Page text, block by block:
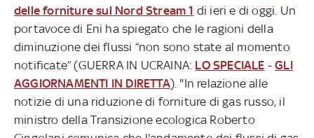
delle forniture sul Nord Stream 1 di ieri e di oggi. Un
portavoce di Eni ha spiegato che le ragioni della
diminuzione dei flussi “non sono state al momento
notificate” (GUERRA IN UCRAINA: LO SPECIALE -GLI
AGGIORNAMENTI IN DIRETTA). "In relazione alle
notizie di una riduzione di forniture di gas russo, il
ministro della Transizione ecologica Roberto